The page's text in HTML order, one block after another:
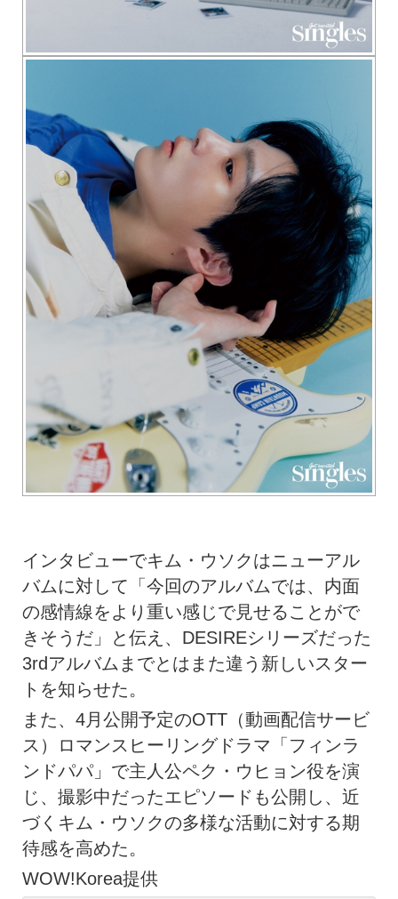
インタビューでキム・ウソクはニューアル
バムに対して「今回のアルバムでは、内面
の感情線をより重い感じで見せることがで
きそうだ」と伝え、DESIREシリーズだった
3rdアルバムまでとはまた違う新しいスター
トを知らせた。
また、4月公開予定のOTT（動画配信サービ
ス）ロマンスヒーリングドラマ「フィンラ
ンドパパ」で主人公ペク・ウヒョン役を演
じ、撮影中だったエピソードも公開し、近
づくキム・ウソクの多様な活動に対する期
待感を高めた。
WOW!Korea提供